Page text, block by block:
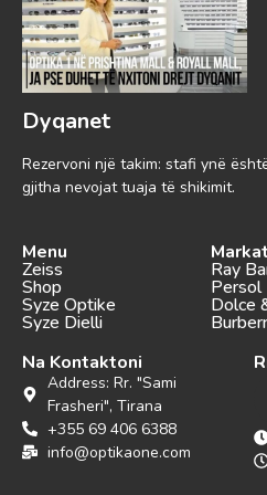
Dyqanet
Rezervoni një takim: stafi ynë
gjitha nevojat tuaja të shikimit.
Menu
Zeiss
Shop
Syze Optike
Syze Dielli
Markat
Ray
Persol
Dolce
Na Kontaktoni
Address: Rr. "Sami
Frasheri", Tirana
+355 69 406 6388
info@optikaone.com